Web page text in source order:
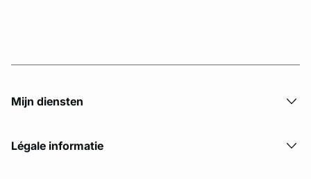
Mijn diensten
Légale informatie